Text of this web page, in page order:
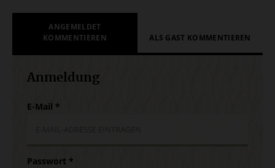
ANGEMELDET
KOMMENTIEREN
ALS GAST KOMMENTIEREN
Anmeldung
E-Mail *
Passwort *